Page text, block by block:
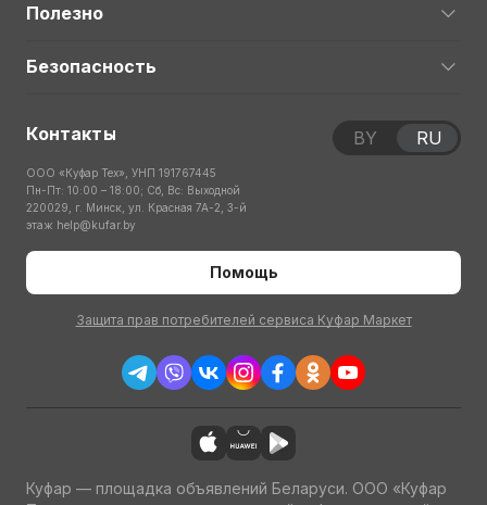
Полезно
Безопасность
Контакты
ООО «Куфар Тех», УНП 191767445
Пн-Пт: 10:00 – 18:00; Сб, Вс: Выходной
220029, г. Минск, ул. Красная 7А-2, 3-й
этаж help@kufar.by
Помощь
Защита прав потребителей сервиса Куфар Маркет
BY RU
Куфар — площадка объявлений Беларуси. ООО «Куфар